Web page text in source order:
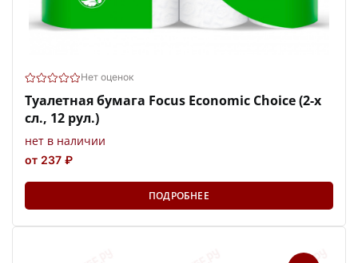
Нет оценок
Туалетная бумага Focus Economic Choice (2-х
сл., 12 рул.)
нет в наличии
от 237 ₽
ПОДРОБНЕЕ